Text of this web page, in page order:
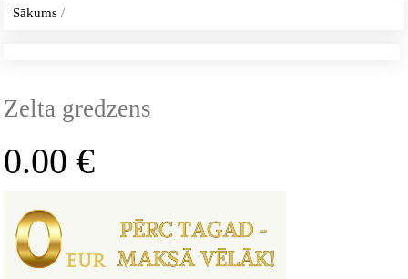
Sākums /
Zelta gredzens
0.00€